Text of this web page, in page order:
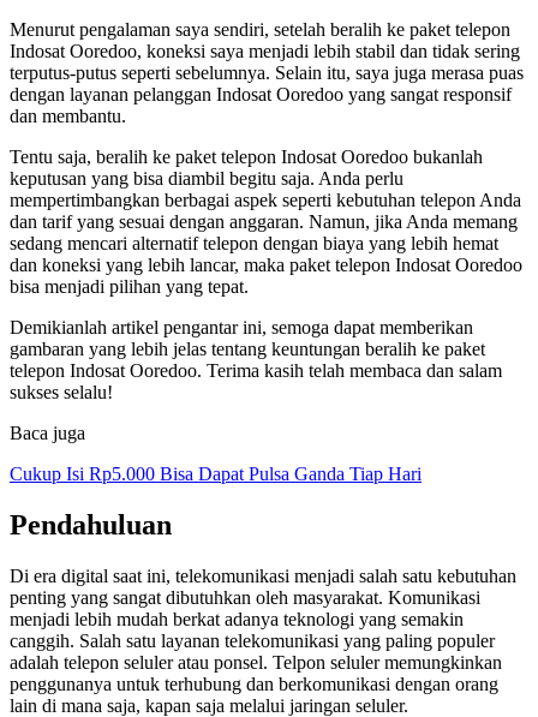
Menurut pengalaman saya sendiri, setelah beralih ke paket telepon
Indosat Ooredoo, koneksi saya menjadi lebih stabil dan tidak sering
terputus-putus seperti sebelumnya. Selain itu, saya juga merasa puas
dengan layanan pelanggan Indosat Ooredoo yang sangat responsif
dan membantu.
Tentu saja, beralih ke paket telepon Indosat Ooredoo bukanlah
keputusan yang bisa diambil begitu saja. Anda perlu
mempertimbangkan berbagai aspek seperti kebutuhan telepon Anda
dan tarif yang sesuai dengan anggaran. Namun, jika Anda memang
sedang mencari alternatif telepon dengan biaya yang lebih hemat
dan koneksi yang lebih lancar, maka paket telepon Indosat Ooredoo
bisa menjadi pilihan yang tepat.
Demikianlah artikel pengantar ini, semoga dapat memberikan
gambaran yang lebih jelas tentang keuntungan beralih ke paket
telepon Indosat Ooredoo. Terima kasih telah membaca dan salam
sukses selalu!
Baca juga
Cukup Isi Rp5.000 Bisa Dapat Pulsa Ganda Tiap Hari
Pendahuluan
Di era digital saat ini, telekomunikasi menjadi salah satu kebutuhan
penting yang sangat dibutuhkan oleh masyarakat. Komunikasi
menjadi lebih mudah berkat adanya teknologi yang semakin
canggih. Salah satu layanan telekomunikasi yang paling populer
adalah telepon seluler atau ponsel. Telpon seluler memungkinkan
penggunanya untuk terhubung dan berkomunikasi dengan orang
lain di mana saja, kapan saja melalui jaringan seluler.